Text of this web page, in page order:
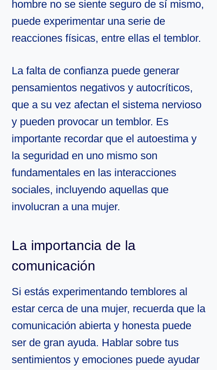
hombre no se siente seguro de sí mismo,
puede experimentar una serie de
reacciones físicas, entre ellas el temblor.
La falta de confianza puede generar
pensamientos negativos y autocríticos,
que a su vez afectan el sistema nervioso
y pueden provocar un temblor. Es
importante recordar que el autoestima y
la seguridad en uno mismo son
fundamentales en las interacciones
sociales, incluyendo aquellas que
involucran a una mujer.
La importancia de la
comunicación
Si estás experimentando temblores al
estar cerca de una mujer, recuerda que la
comunicación abierta y honesta puede
ser de gran ayuda. Hablar sobre tus
sentimientos y emociones puede ayudar